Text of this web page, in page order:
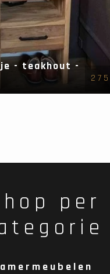
- teakhout -
per